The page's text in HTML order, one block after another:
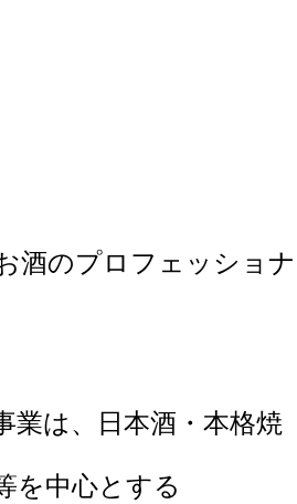
酒のプロフェッショナ
業は、日本酒・本格焼
を中心とする